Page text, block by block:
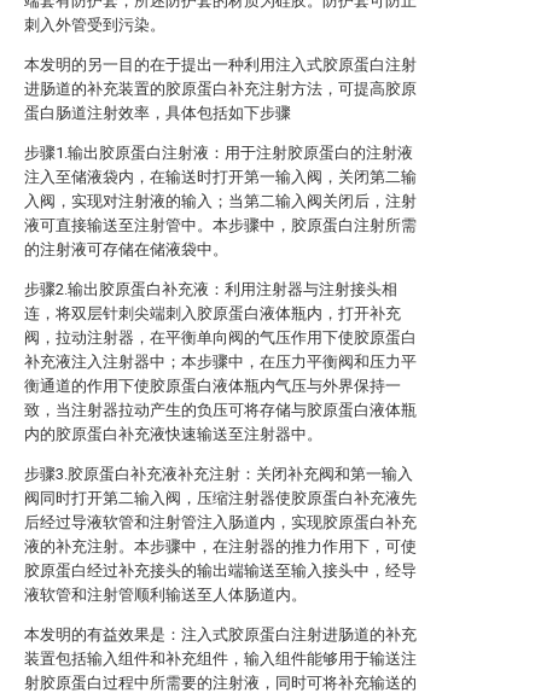
刺入外管受到污染。
本发明的另一目的在于提出一种利用注入式胶原蛋白注射
进肠道的补充装置的胶原蛋白补充注射方法，可提高胶原
蛋白肠道注射效率，具体包括如下步骤
步骤1.输出胶原蛋白注射液：用于注射胶原蛋白的注射液
注入至储液袋内，在输送时打开第一输入阀，关闭第二输
入阀，实现对注射液的输入；当第二输入阀关闭后，注射
液可直接输送至注射管中。本步骤中，胶原蛋白注射所需
的注射液可存储在储液袋中。
步骤2.输出胶原蛋白补充液：利用注射器与注射接头相
连，将双层针刺尖端刺入胶原蛋白液体瓶内，打开补充
阀，拉动注射器，在平衡单向阀的气压作用下使胶原蛋白
补充液注入注射器中；本步骤中，在压力平衡阀和压力平
衡通道的作用下使胶原蛋白液体瓶内气压与外界保持一
致，当注射器拉动产生的负压可将存储与胶原蛋白液体瓶
内的胶原蛋白补充液快速输送至注射器中。
步骤3.胶原蛋白补充液补充注射：关闭补充阀和第一输入
阀同时打开第二输入阀，压缩注射器使胶原蛋白补充液先
后经过导液软管和注射管注入肠道内，实现胶原蛋白补充
液的补充注射。本步骤中，在注射器的推力作用下，可使
胶原蛋白经过补充接头的输出端输送至输入接头中，经导
液软管和注射管顺利输送至人体肠道内。
本发明的有益效果是：注入式胶原蛋白注射进肠道的补充
装置包括输入组件和补充组件，输入组件能够用于输送注
射胶原蛋白过程中所需要的注射液，同时可将补充输送的